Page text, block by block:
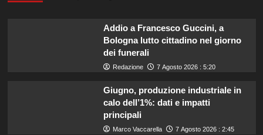
Addio a Francesco Guccini, a
Bologna lutto cittadino nel giorno
dei funerali
Redazione 7 Agosto 2026 : 5:20
Giugno, produzione industriale in
calo dell’1%: dati e impatti
principali
Marco Vaccarella 7 Agosto 2026 : 2:45